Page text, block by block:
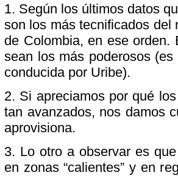
1. Según los últimos datos
son los más tecnificados
de Colombia, en ese orden.
sean los más poderosos
conducida por Uribe).
2. Si apreciamos por qué
tan avanzados, nos damos
aprovisiona.
3. Lo otro a observar es
en zonas “calientes” y en